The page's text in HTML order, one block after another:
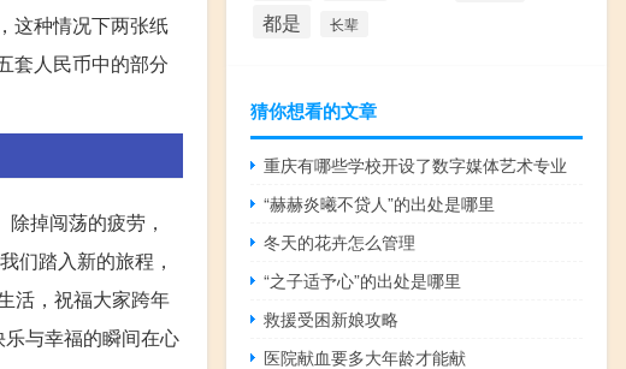
这种情况下两张纸
套人民币中的部分
掉闯荡的疲劳，
们踏入新的旅程，
活，祝福大家跨年
与幸福的瞬间在心
都是 长辈
猜你想看的文章
重庆有哪些学校开设了数字媒体艺术专业
“赫赫炎曦不贷人”的出处是哪里
冬天的花卉怎么管理
“之子适予心”的出处是哪里
救援受困新娘攻略
医院献血要多大年龄才能献